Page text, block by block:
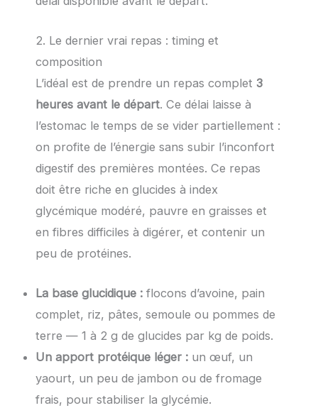
2. Le dernier vrai repas : timing et
composition
L’idéal est de prendre un repas complet 3
heures avant le départ. Ce délai laisse à
l’estomac le temps de se vider partiellement :
on profite de l’énergie sans subir l’inconfort
digestif des premières montées. Ce repas
doit être riche en glucides à index
glycémique modéré, pauvre en graisses et
en fibres difficiles à digérer, et contenir un
peu de protéines.
La base glucidique : flocons d’avoine, pain
complet, riz, pâtes, semoule ou pommes de
terre — 1 à 2 g de glucides par kg de poids.
Un apport protéique léger : un œuf, un
yaourt, un peu de jambon ou de fromage
frais, pour stabiliser la glycémie.